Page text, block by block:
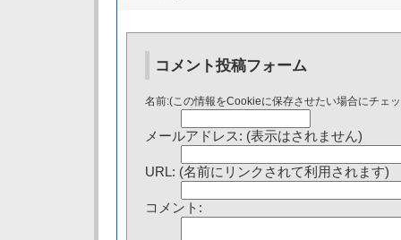
コメント投稿フォーム
名前:(この情報をCookieに保存させたい場合にチェ
メールアドレス: (表示はされません)
URL: (名前にリンクされて利用されます)
コメント: